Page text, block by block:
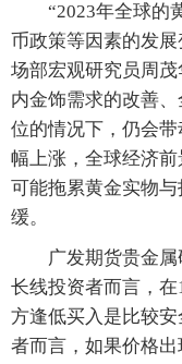
“2023年全球的黄
币政策等因素的发
场部宏观研究员周
内金饰需求的改善
位的情况下，仍会
幅上涨，全球经济
可能拖累黄金实物
缓。
广发期货贵金属
长线投资者而言，
方逢低买入是比较
者而言，如果价格